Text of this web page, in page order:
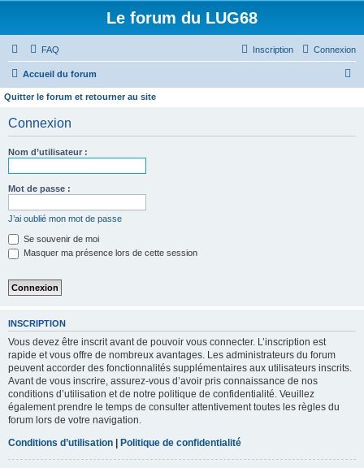
Le forum du LUG68
FAQ Connexion
Inscription
Accueil du forum
Quitter le forum et retourner au site
Connexion
Nom d’utilisateur :
Mot de passe :
J’ai oublié mon mot de passe
Se souvenir de moi
Masquer ma présence lors de cette session
INSCRIPTION
Vous devez être inscrit avant de pouvoir vous connecter. L’inscription est
rapide et vous offre de nombreux avantages. Les administrateurs du forum
peuvent accorder des fonctionnalités supplémentaires aux utilisateurs inscrits.
Avant de vous inscrire, assurez-vous d’avoir pris connaissance de nos
conditions d’utilisation et de notre politique de confidentialité. Veuillez
également prendre le temps de consulter attentivement toutes les règles du
forum lors de votre navigation.
Conditions d’utilisation
Politique de confidentialité